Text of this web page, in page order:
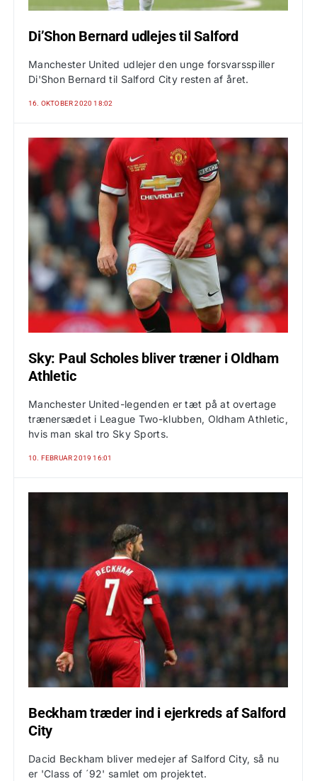
Di’Shon Bernard udlejes til Salford
Manchester United udlejer den unge forsvarsspiller
Di'Shon Bernard til Salford City resten af året.
16. OKTOBER 2020 18:02
Sky: Paul Scholes bliver træner i Oldham
Athletic
Manchester United-legenden er tæt på at overtage
trænersædet i League Two-klubben, Oldham Athletic,
hvis man skal tro Sky Sports.
10. FEBRUAR 2019 16:01
Beckham træder ind i ejerkreds af Salford
City
Dacid Beckham bliver medejer af Salford City, så nu
er 'Class of ´92' samlet om projektet.